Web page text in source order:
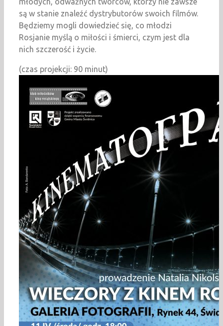
są w stanie znaleźć dystrybutorów swoich filmów.
Będziemy mogli dowiedzieć się, co młodzi
Rosjanie myślą o miłości i śmierci, czym jest dla
nich szczerość i życie.
(czas projekcji: 90 minut)